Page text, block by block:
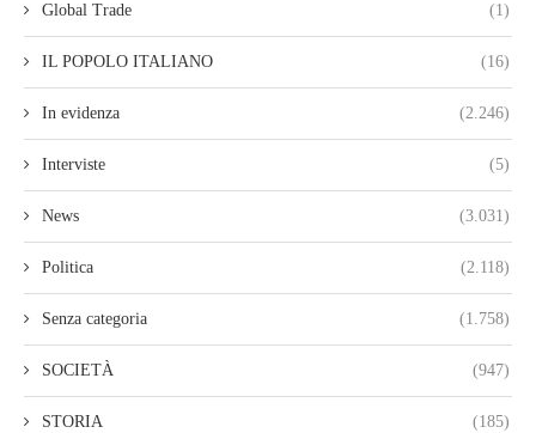
Global Trade (1)
IL POPOLO ITALIANO (16)
In evidenza (2.246)
Interviste (5)
News (3.031)
Politica (2.118)
Senza categoria (1.758)
SOCIETÀ (947)
STORIA (185)